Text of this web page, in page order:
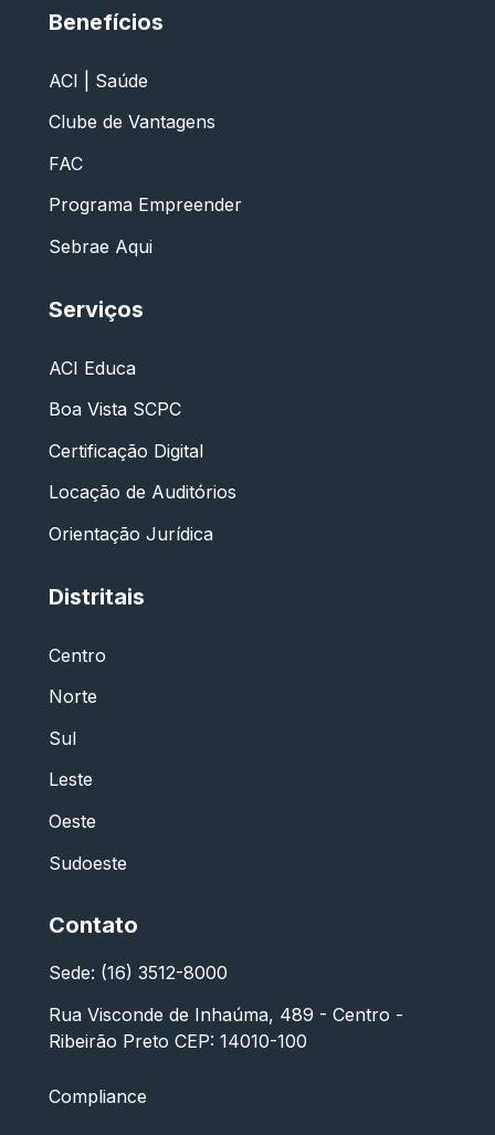
Benefícios
ACI | Saúde
Clube de Vantagens
FAC
Programa Empreender
Sebrae Aqui
Serviços
ACI Educa
Boa Vista SCPC
Certificação Digital
Locação de Auditórios
Orientação Jurídica
Distritais
Centro
Norte
Sul
Leste
Oeste
Sudoeste
Contato
Sede: (16) 3512-8000
Rua Visconde de Inhaúma, 489 - Centro -
Ribeirão Preto CEP: 14010-100
Compliance